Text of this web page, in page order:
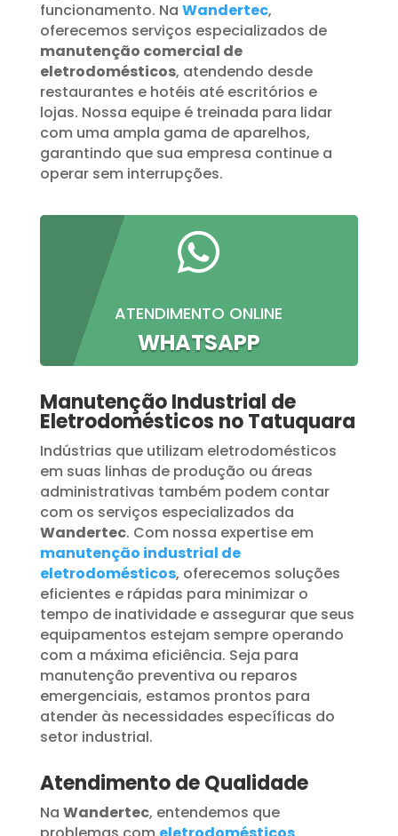
funcionamento. Na Wandertec,
oferecemos serviços especializados de
manutenção comercial de
eletrodomésticos, atendendo desde
restaurantes e hotéis até escritórios e
lojas. Nossa equipe é treinada para lidar
com uma ampla gama de aparelhos,
garantindo que sua empresa continue a
operar sem interrupções.

ATENDIMENTO ONLINE
WHATSAPP
Manutenção Industrial de
Eletrodomésticos no Tatuquara
Indústrias que utilizam eletrodomésticos
em suas linhas de produção ou áreas
administrativas também podem contar
com os serviços especializados da
Wandertec. Com nossa expertise em
manutenção industrial de
eletrodomésticos, oferecemos soluções
eficientes e rápidas para minimizar o
tempo de inatividade e assegurar que seus
equipamentos estejam sempre operando
com a máxima eficiência. Seja para
manutenção preventiva ou reparos
emergenciais, estamos prontos para
atender às necessidades específicas do
setor industrial.
Atendimento de Qualidade
Na Wandertec, entendemos que